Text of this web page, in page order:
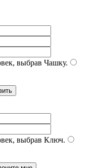
выбрав Чашку.
выбрав Ключ.